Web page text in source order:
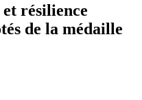
résilience
de la médaille